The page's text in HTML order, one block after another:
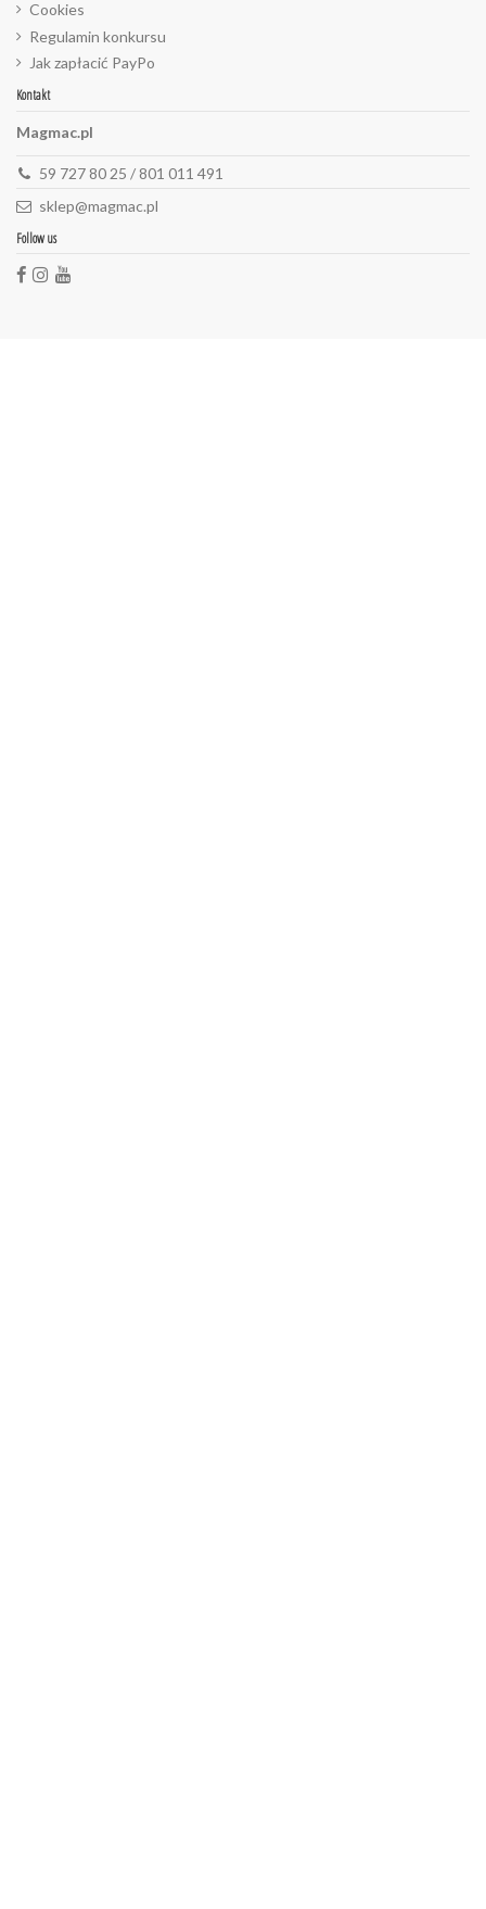
Cookies
Regulamin konkursu
Jak zapłacić PayPo
Kontakt
Magmac.pl
59 727 80 25 / 801 011 491
sklep@magmac.pl
Follow us